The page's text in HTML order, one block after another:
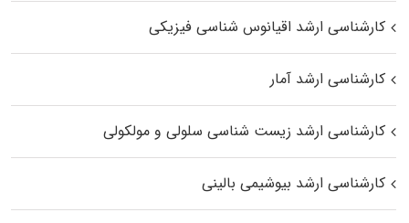
کارشناسی ارشد اقیانوس‌ شناسی فیزیکی
کارشناسی ارشد آمار
کارشناسی ارشد زیست شناسی سلولی و مولکولی
کارشناسی ارشد بیوشیمی بالینی